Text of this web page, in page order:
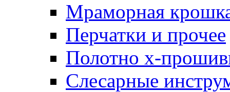
Мраморная
Перчатки и прочее
Полотно х-
Слесарные